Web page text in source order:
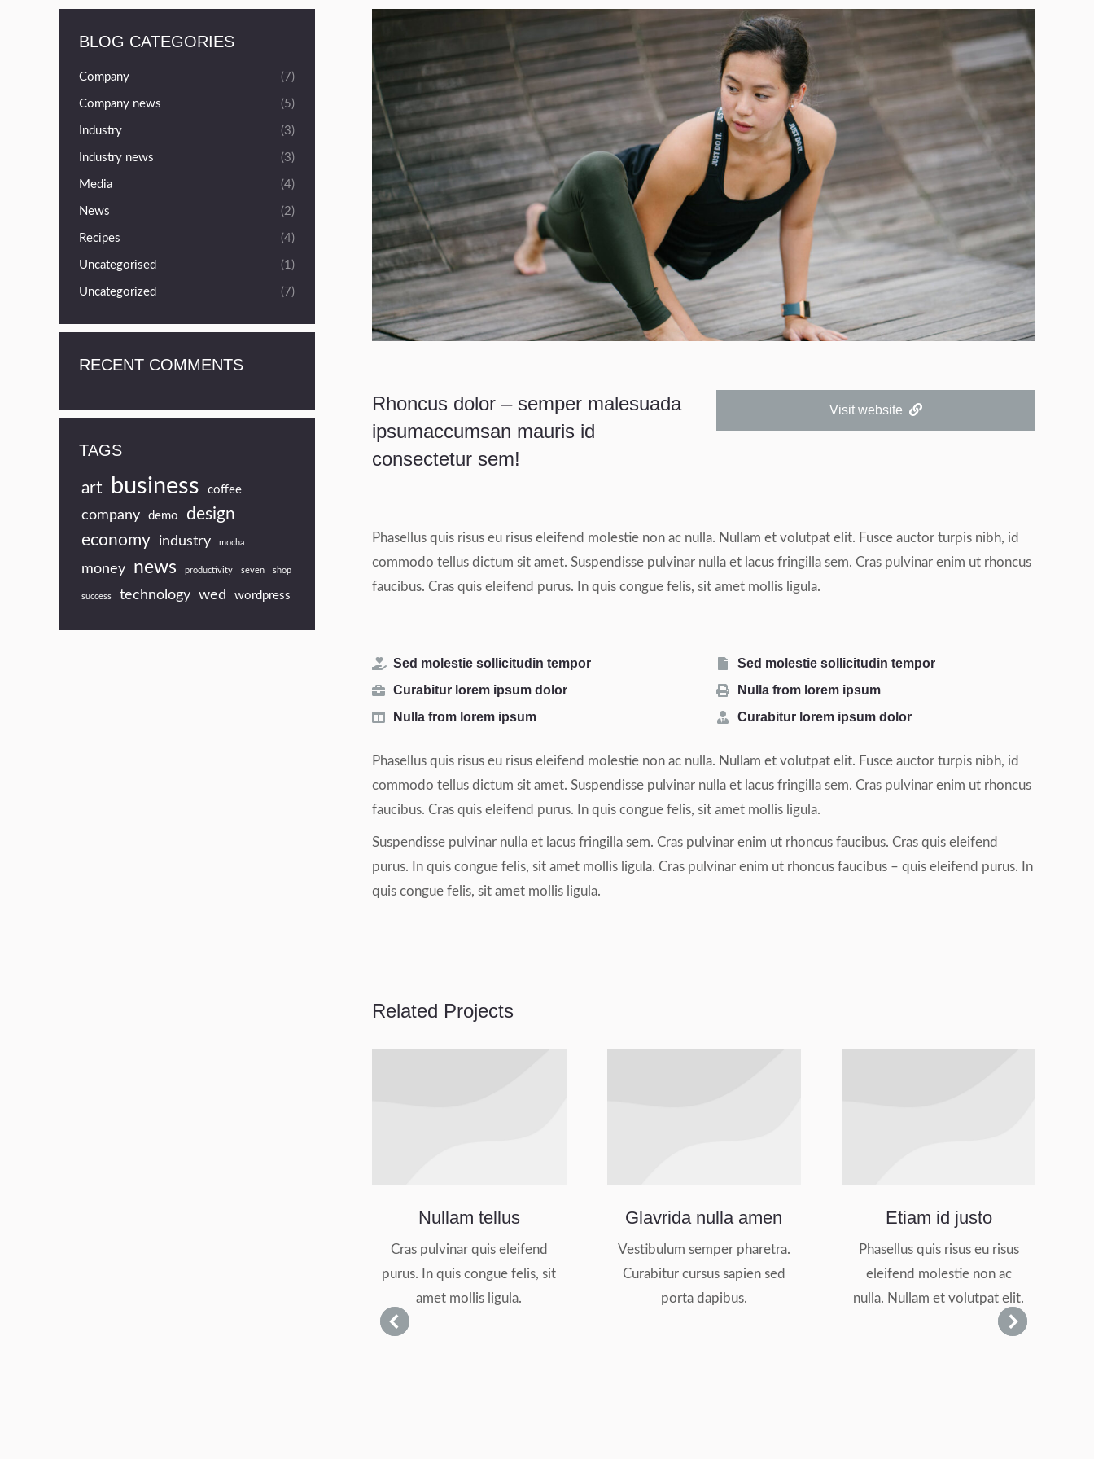
Rhoncus dolor – semper malesuada
ipsumaccumsan mauris id
consectetur sem!
Visit website
Phasellus quis risus eu risus eleifend molestie non ac nulla. Nullam et volutpat elit. Fusce auctor turpis nibh, id
commodo tellus dictum sit amet. Suspendisse pulvinar nulla et lacus fringilla sem. Cras pulvinar enim ut rhoncus
faucibus. Cras quis eleifend purus. In quis congue felis, sit amet mollis ligula.
Sed molestie sollicitudin tempor
Curabitur lorem ipsum dolor
Nulla from lorem ipsum
Sed molestie sollicitudin tempor
Nulla from lorem ipsum
Curabitur lorem ipsum dolor
Phasellus quis risus eu risus eleifend molestie non ac nulla. Nullam et volutpat elit. Fusce auctor turpis nibh, id
commodo tellus dictum sit amet. Suspendisse pulvinar nulla et lacus fringilla sem. Cras pulvinar enim ut rhoncus
faucibus. Cras quis eleifend purus. In quis congue felis, sit amet mollis ligula.
Suspendisse pulvinar nulla et lacus fringilla sem. Cras pulvinar enim ut rhoncus faucibus. Cras quis eleifend
purus. In quis congue felis, sit amet mollis ligula. Cras pulvinar enim ut rhoncus faucibus – quis eleifend purus. In
quis congue felis, sit amet mollis ligula.
Related Projects
Nullam tellus
Cras pulvinar quis eleifend
purus. In quis congue felis, sit
amet mollis ligula.
Glavrida nulla amen
Vestibulum semper pharetra.
Curabitur cursus sapien sed
porta dapibus.
Etiam id justo
Phasellus quis risus eu risus
eleifend molestie non ac
nulla. Nullam et volutpat elit.
BLOG CATEGORIES
Company (7)
Company news (5)
Industry (3)
Industry news (3)
Media (4)
News (2)
Recipes (4)
Uncategorised (1)
Uncategorized (7)
RECENT COMMENTS
TAGS
art business coffee
company demo
design
economy industry mocha
money news productivity seven shop
success technology wed wordpress